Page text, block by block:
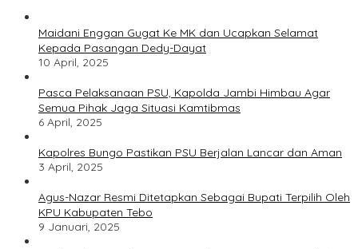
Maidani Enggan Gugat Ke MK dan Ucapkan Selamat
Kepada Pasangan Dedy-Dayat
10 April, 2025
Pasca Pelaksanaan PSU, Kapolda Jambi Himbau Agar
Semua Pihak Jaga Situasi Kamtibmas
6 April, 2025
Kapolres Bungo Pastikan PSU Berjalan Lancar dan Aman
3 April, 2025
Agus-Nazar Resmi Ditetapkan Sebagai Bupati Terpilih Oleh
KPU Kabupaten Tebo
9 Januari, 2025